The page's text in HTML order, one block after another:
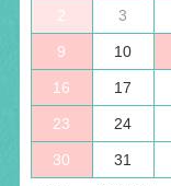
2 3
9 10
16 17
23 24
30 31